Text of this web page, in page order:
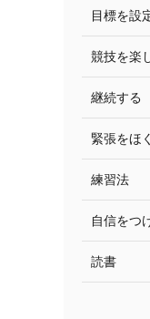
目標を設
競技を楽
継続する
緊張をほ
練習法
自信をつ
読書